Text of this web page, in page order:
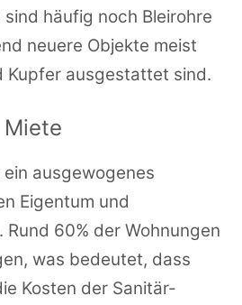
häufig noch Bleirohre
neuere Objekte meist
Kupfer ausgestattet sind.
ausgewogenes
Eigentum und
60% der Wohnungen
was bedeutet, dass
Kosten der Sanitär-